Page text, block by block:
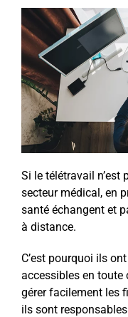
Si le télétravail n’est
secteur médical, en
santé échangent et
à distance.
C’est pourquoi ils
accessibles en toute
gérer facilement les
ils sont